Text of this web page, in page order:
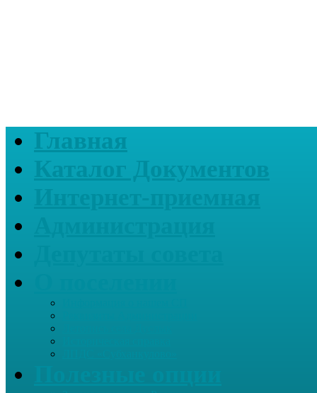
Главная
Каталог Документов